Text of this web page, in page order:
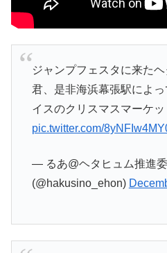
ジャンプフェスタに来た
君、是非海浜幕張駅によ
イスのクリスマスマーケッ
pic.twitter.com/
— るあ@ヘタヒュム推進
(@hakusino_ehon)